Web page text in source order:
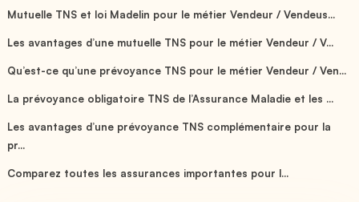
Mutuelle TNS et loi Madelin pour le métier Vendeur / Vendeus...
Les avantages d’une mutuelle TNS pour le métier Vendeur / V...
Qu’est-ce qu’une prévoyance TNS pour le métier Vendeur / Ven...
La prévoyance obligatoire TNS de l’Assurance Maladie et les ...
Les avantages d’une prévoyance TNS complémentaire pour la
pr...
Comparez toutes les assurances importantes pour l...